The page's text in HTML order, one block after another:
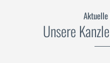
Unsere